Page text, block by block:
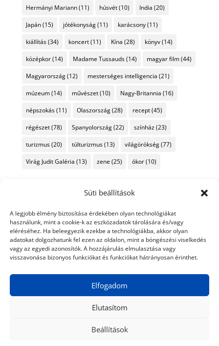
Süti beállítások
A legjobb élmény biztosítása érdekében olyan technológiákat
használunk, mint a cookie-k az eszközadatok tárolására és/vagy
eléréséhez. Ha beleegyezik ezekbe a technológiákba, akkor olyan
adatokat dolgozhatunk fel ezen az oldalon, mint a böngészési viselkedés
vagy az egyedi azonosítók. A hozzájárulás elmulasztása vagy
visszavonása bizonyos funkciókat és funkciókat hátrányosan érinthet.
Elfogadom
Elutasítom
Beállítások
Hermányi Mariann(11) húsvét(10) India (20)
Japán(15) jótékonyság(11) karácsony(11)
kiállítás(34) koncert(11) Kína (28) könyv(14)
középkor(14) Madame Tussauds(14) magyar film(44)
Magyarország(12) mesterséges intelligencia (21)
múzeum(14) művészet(10) Nagy-Britannia (16)
népszokás(11) Olaszország(28) recept(45)
régészet(78) Spanyolország(22) színház(23)
turizmus(20) túlturizmus(13) világörökség(77)
Virág Judit Galéria (13) zene (25) ókor(10)
© 2024 Tiéd a Világ
Médiaajánlat